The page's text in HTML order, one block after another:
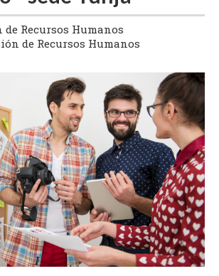
Recursos Humanos
de Recursos Humanos